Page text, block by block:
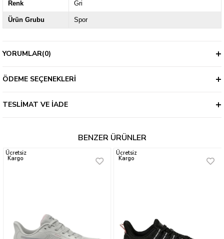
Renk Gri
Ürün Grubu Spor
YORUMLAR(0)
ÖDEME SEÇENEKLERI
TESLIMAT VE İADE
BENZER ÜRÜNLER
Ücretsiz
Kargo
Ücretsiz
Kargo